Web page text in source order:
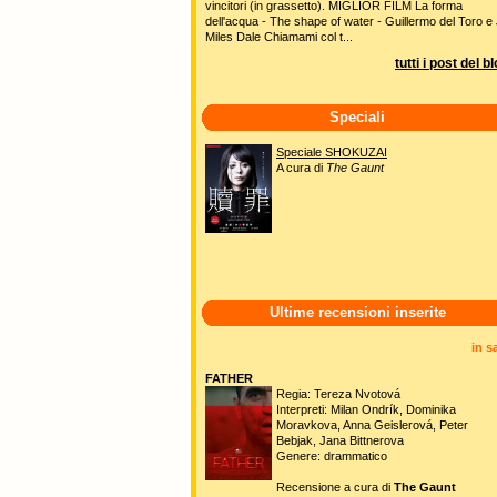
vincitori (in grassetto). MIGLIOR FILM La forma
dell'acqua - The shape of water - Guillermo del Toro e
Miles Dale Chiamami col t...
tutti i post del
Speciali
Speciale SHOKUZAI
A cura di The Gaunt
Ultime recensioni inserite
in
FATHER
Regia: Tereza Nvotová
Interpreti: Milan Ondrík, Dominika
Moravkova, Anna Geislerová, Peter
Bebjak, Jana Bittnerova
Genere: drammatico
Recensione a cura di The Gaunt